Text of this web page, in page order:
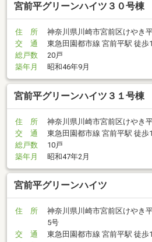
宮前平グリーンハイツ３０号棟
住 所
神奈川県川崎市宮前区けやき
交 通
東急田園都市線 宮前平駅 徒歩
総戸数
20戸
築年月
昭和46年9月
宮前平グリーンハイツ３１号棟
住 所
神奈川県川崎市宮前区けやき
交 通
東急田園都市線 宮前平駅 徒歩
総戸数
10戸
築年月
昭和47年2月
宮前平グリーンハイツ
住 所
神奈川県川崎市宮前区けやき
5号
交 通
東急田園都市線 宮前平駅 徒歩